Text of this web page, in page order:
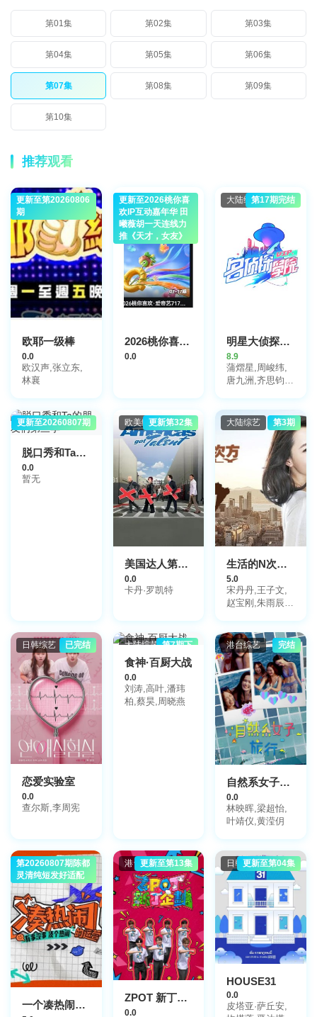
第01集 第02集 第03集
第04集 第05集 第06集
第07集 第08集 第09集
第10集
推荐观看
港台综艺
更新至第20260806
期
欧耶一级棒
0.0
欧汉声,张立东,
林襄
大陆综艺
更新至2026桃你喜
欢IP互动嘉年华 田
曦薇胡一天连线力
推《天才，女友》
2026桃你喜欢·爱奇艺717会员节——IP互动嘉年华
0.0
大陆综艺第17期完结
明星大侦探之明侦探学院第1季
8.9
蒲熠星,周峻纬,
唐九洲,齐思钧,
大陆综艺
更新至20260807期
脱口秀和Ta的朋友们第三季
0.0
暂无
欧美综艺更新第32集
美国达人第六季
0.0
卡丹·罗凯特
大陆综艺 第3期
生活的N次方 第2季
5.0
宋丹丹,王子文,
赵宝刚,朱雨辰,
日韩综艺 已完结
恋爱实验室
0.0
查尔斯,李周宪
大陆综艺 第7期下
食神·百厨大战
0.0
刘涛,高叶,潘玮
柏,蔡昊,周晓燕
港台综艺 完结
自然系女子旅行3
0.0
林映晖,梁超怡,
叶靖仪,黄滢仴
大陆综艺
第20260807期陈都
灵清纯短发好适配
一个凑热闹的运营
港台综艺更新至第13集
ZPOT 新丁企划
0.0
日韩综艺
更新至第04集
HOUSE31
0.0
皮塔亚·萨丘安,